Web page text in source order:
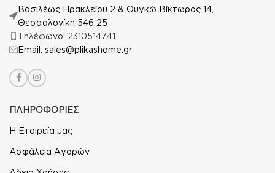
Βασιλέως Ηρακλείου 2 & Ουγκώ Βίκτωρος 14,
Θεσσαλονίκη 546 25
Τηλέφωνο: 2310514741
Email: sales@plikashome.gr
ΠΛΗΡΟΦΟΡΙΕΣ
Η Εταιρεία μας
Ασφάλεια Αγορών